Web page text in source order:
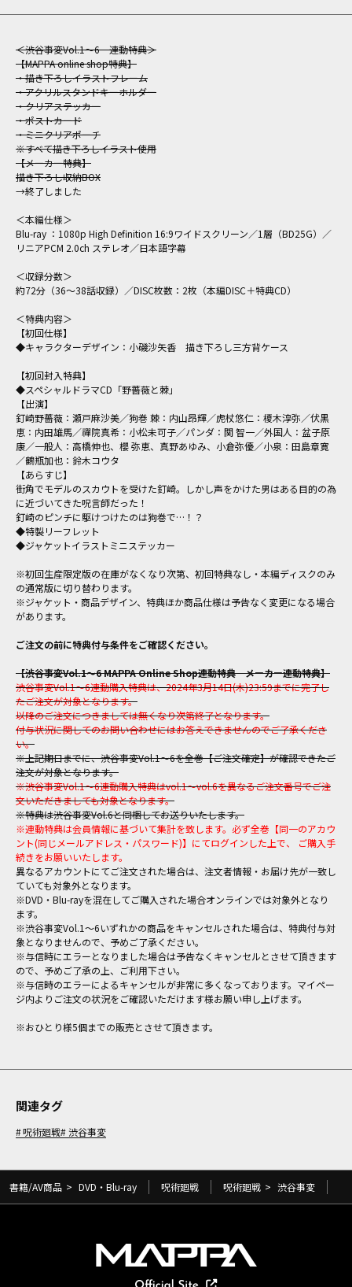
＜渋谷事変Vol.1～6 連動特典＞
【MAPPA online shop特典】
・描き下ろしイラストフレーム
・アクリルスタンドキーホルダー
・クリアステッカー
・ポストカード
・ミニクリアポーチ
※すべて描き下ろしイラスト使用
【メーカー特典】
描き下ろし収納BOX
→終了しました
＜本編仕様＞
Blu-ray ：1080p High Definition 16:9ワイドスクリーン／1層（BD25G）／
リニアPCM 2.0ch ステレオ／日本語字幕
＜収録分数＞
約72分（36～38話収録）／DISC枚数：2枚（本編DISC＋特典CD）
＜特典内容＞
【初回仕様】
◆キャラクターデザイン：小磯沙矢香 描き下ろし三方背ケース
【初回封入特典】
◆スペシャルドラマCD「野薔薇と棘」
【出演】
釘崎野薔薇：瀬戸麻沙美／狗巻 棘：内山昂輝／虎杖悠仁：榎木淳弥／伏黒
恵：内田雄馬／禪院真希：小松未可子／パンダ：関 智一／外国人：盆子原
康／一般人：高橋伸也、櫻 弥恵、真野あゆみ、小倉弥優／小泉：田島章寛
／鶴瓶加也：鈴木コウタ
【あらすじ】
街角でモデルのスカウトを受けた釘崎。しかし声をかけた男はある目的の為
に近づいてきた呪言師だった！
釘崎のピンチに駆けつけたのは狗巻で…！？
◆特製リーフレット
◆ジャケットイラストミニステッカー
※初回生産限定版の在庫がなくなり次第、初回特典なし・本編ディスクのみ
の通常版に切り替わります。
※ジャケット・商品デザイン、特典ほか商品仕様は予告なく変更になる場合
があります。
ご注文の前に特典付与条件をご確認ください。
【渋谷事変Vol.1～6 MAPPA Online Shop連動特典 メーカー連動特典】
渋谷事変Vol.1～6連動購入特典は、2024年3月14日(木)23:59までに完了し
たご注文が対象となります。
以降のご注文につきましては無くなり次第終了となります。
付与状況に関してのお問い合わせにはお答えできませんのでご了承くださ
い。
※上記期日までに、渋谷事変Vol.1～6を全巻【ご注文確定】が確認できたご
注文が対象となります。
※渋谷事変Vol.1～6連動購入特典はvol.1～vol.6を異なるご注文番号でご注
文いただきましても対象となります。
※特典は渋谷事変Vol.6と同梱してお送りいたします。
※連動特典は会員情報に基づいて集計を致します。必ず全巻【同一のアカウ
ント(同じメールアドレス・パスワード)】にてログインした上で、 ご購入手
続きをお願いいたします。
異なるアカウントにてご注文された場合は、注文者情報・お届け先が一致し
ていても対象外となります。
※DVD・Blu-rayを混在してご購入された場合オンラインでは対象外となり
ます。
※渋谷事変Vol.1～6いずれかの商品をキャンセルされた場合は、特典付与対
象となりませんので、予めご了承ください。
※与信時にエラーとなりました場合は予告なくキャンセルとさせて頂きます
ので、予めご了承の上、ご利用下さい。
※与信時のエラーによるキャンセルが非常に多くなっております。マイペー
ジ内よりご注文の状況をご確認いただけます様お願い申し上げます。
※おひとり様5個までの販売とさせて頂きます。
関連タグ
呪術廻戦 渋谷事変
書籍/AV商品 > DVD・Blu-ray 呪術廻戦 呪術廻戦 > 渋谷事変